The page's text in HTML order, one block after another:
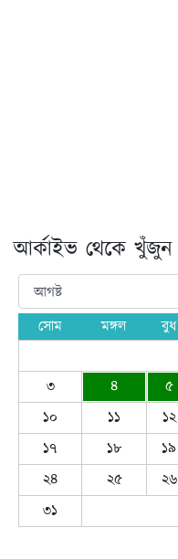
আর্কাইভ থেকে খুঁজুন
সোম মঙ্গল বুধ
৩
৪ ৫
১০
১১ ১২
১৭
১৮ ১৯
২৪
২৫ ২৬
৩১